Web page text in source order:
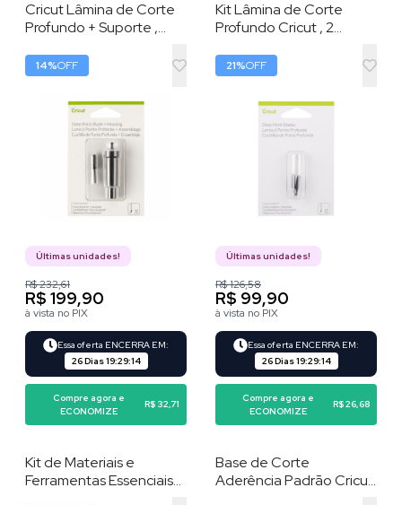
Cricut Lâmina de Corte
Profundo + Suporte ,
Maker e Explore
14%OFF
Últimas unidades!
R$ 232,61
R$ 199,90
à vista no PIX
Essa oferta ENCERRA EM:
26 Dias19:29:13
Compre agora e
ECONOMIZE
R$ 32,71
Kit Lâmina de Corte
Profundo Cricut , 2
21%OFF
Últimas unidades!
R$ 126,58
R$ 99,90
à vista no PIX
Essa oferta ENCERRA EM:
26 Dias19:29:13
Compre agora e
ECONOMIZE
R$ 26,68
Kit de Materiais e
Ferramentas Essenciais
Base de Corte
Aderência Padrão Cricut